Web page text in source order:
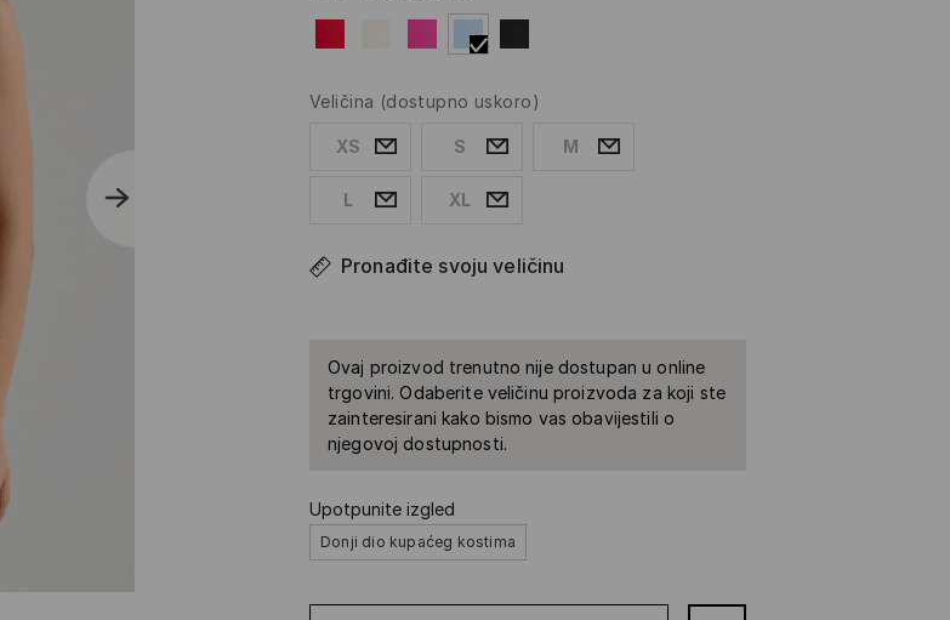
Veličina (dostupno uskoro)
XS S M
L XL
Pronađite svoju veličinu
Ovaj proizvod trenutno nije dostupan u online
trgovini. Odaberite veličinu proizvoda za koji ste
zainteresirani kako bismo vas obavijestili o
njegovoj dostupnosti.
Upotpunite izgled
Donji dio kupaćeg kostima